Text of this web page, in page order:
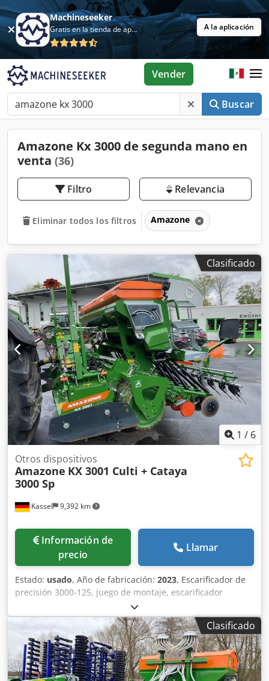
Machineseeker
Gratis en la tienda de aplicaciones A la aplicación
Buscar
Vender
Amazone Kx 3000 de segunda mano en
venta (36)
Filtro Relevancia
Eliminar todos los filtros Amazone
Clasificado
1 / 6
Kassel 9,392 km
Otros dispositivos
Amazone KX 3001 Culti + Cataya
3000 Sp
Información de
precio
Llamar
Estado: usado, Año de fabricación: 2023, Escarificador de
precisión 3000-125, juego de montaje, escarificador
ajustable. Marcador de surcos adicional / electrónico 3000
AmaDrill 2 para Cataya. Sensor de radar / internacional.
Sensor analógico de posición de trabajo. Conmutación
electrónica de rodadas / válvula de control y rodado
hidráulico. Codetgpggopfx Ahtorf
Clasificado